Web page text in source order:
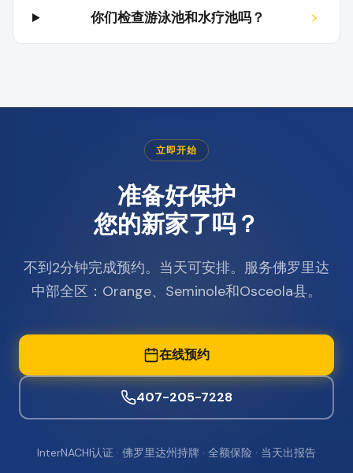
你们检查游泳池和水疗池吗？
立即开始
准备好保护
您的新家了吗？
不到2分钟完成预约。当天可安排。服务佛罗里达
中部全区：Orange、Seminole和Osceola县。
在线预约
407-205-7228
InterNACHI认证 · 佛罗里达州持牌 · 全额保险 · 当天出报告